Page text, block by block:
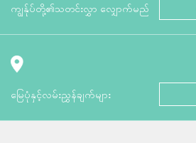
ကျွန်ုပ်တို့၏သတင်းလွှာ လျှောက်မည်
မြေပုံနှင့်လမ်းညွှန်ချက်များ